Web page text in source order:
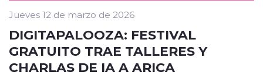
Jueves 12 de marzo de 2026
DIGITAPALOOZA: FESTIVAL
GRATUITO TRAE TALLERES Y
CHARLAS DE IA A ARICA